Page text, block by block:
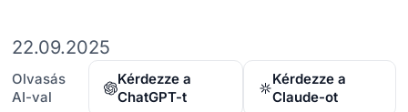
22.09.2025
Olvasás
AI-val
Kérdezze a
ChatGPT-t
Kérdezze a
Claude-ot